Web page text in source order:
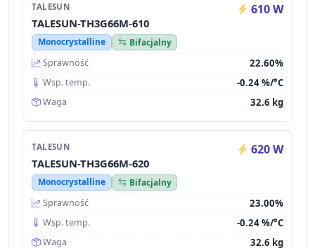
TALESUN 610 W
TALESUN-TH3G66M-610
Monocrystalline
Bifacjalny
Sprawność
22.60%
Wsp. temp. -0.24 %/°C
Waga 32.6 kg
TALESUN 620 W
TALESUN-TH3G66M-620
Monocrystalline
Bifacjalny
Sprawność
23.00%
Wsp. temp. -0.24 %/°C
Waga 32.6 kg